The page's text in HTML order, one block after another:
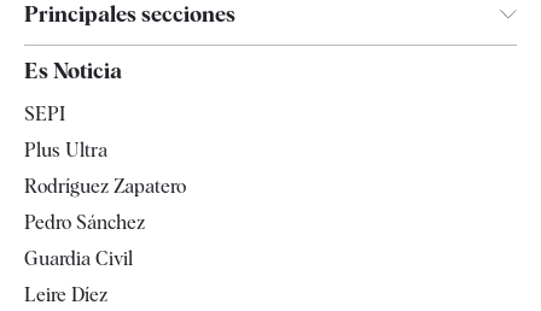
Principales secciones
España
Televisión
Es Noticia
SEPI
Plus Ultra
Rodríguez Zapatero
Pedro Sánchez
Guardia Civil
Leire Díez